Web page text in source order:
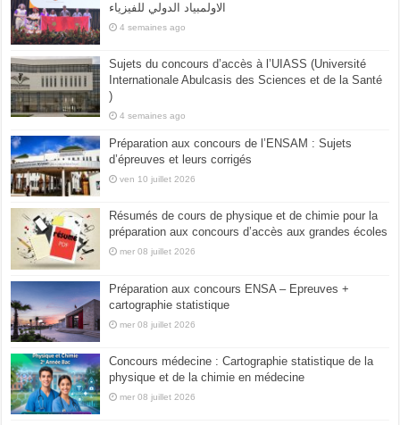
الاولمبياد الدولي للفيزياء
4 semaines ago
Sujets du concours d’accès à l’UIASS (Université
Internationale Abulcasis des Sciences et de la Santé
)
4 semaines ago
Préparation aux concours de l’ENSAM : Sujets
d’épreuves et leurs corrigés
ven 10 juillet 2026
Résumés de cours de physique et de chimie pour la
préparation aux concours d’accès aux grandes écoles
mer 08 juillet 2026
Préparation aux concours ENSA – Epreuves +
cartographie statistique
mer 08 juillet 2026
Concours médecine : Cartographie statistique de la
physique et de la chimie en médecine
mer 08 juillet 2026